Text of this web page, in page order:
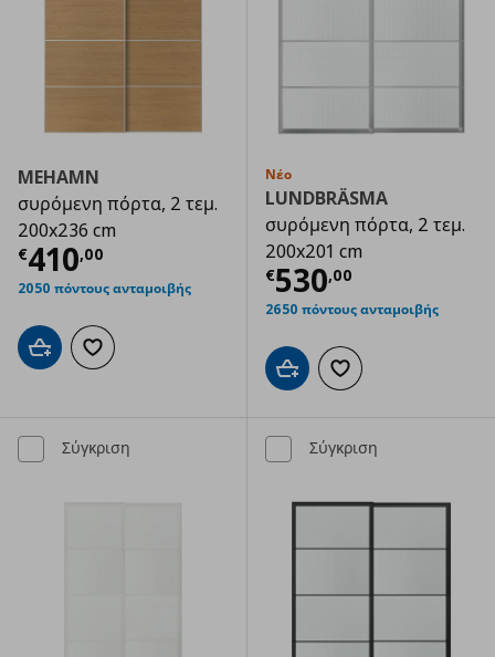
MEHAMN
συρόμενη πόρτα, 2 τεμ.
200x236 cm
€410,00
Τρέχουσα τιμή € 410,00
2050 πόντους ανταμοιβής
Προσθήκη στο καλάθι
Προσθήκη στα αγαπημένα
Νέο
LUNDBRÄSMA
συρόμενη πόρτα, 2 τεμ.
200x201 cm
€530,00
Τρέχουσα
2650 πόντους ανταμοιβής
Προσθήκη στο καλάθι
Προσθήκη στα
Σύγκριση Σύγκριση